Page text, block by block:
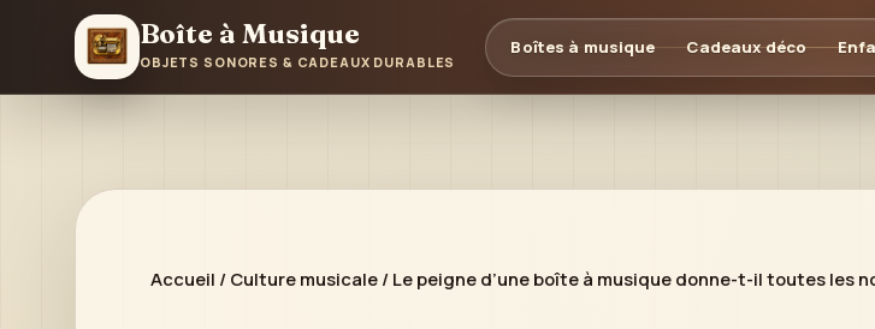
Boîte à Musique
OBJETS SONORES & CADEAUX DURABLES
Boîtes à musique Cadeaux déco
Accueil / Culture musicale / Le peigne d’une boîte à musique donne-t-il toutes les